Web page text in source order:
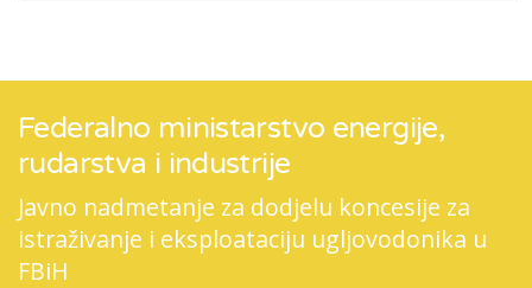
Federalno ministarstvo energije,
rudarstva i industrije
Javno nadmetanje za dodjelu koncesije za
istraživanje i eksploataciju ugljovodonika u
FBiH